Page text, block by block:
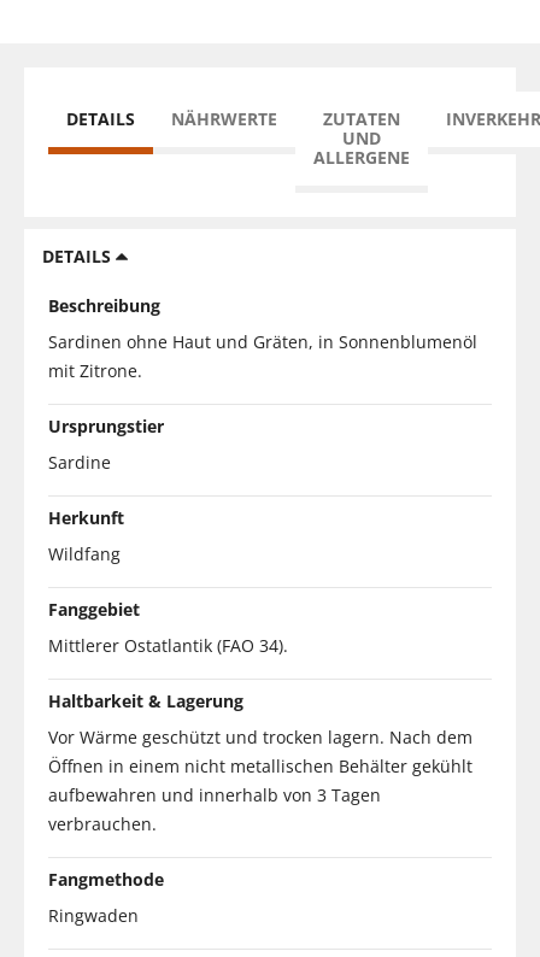
DETAILS NÄHRWERTE
ZUTATEN
UND
ALLERGENE
DETAILS
Beschreibung
Sardinen ohne Haut und Gräten, in Sonnenblumenöl
mit Zitrone.
Ursprungstier
Sardine
Herkunft
Wildfang
Fanggebiet
Mittlerer Ostatlantik (FAO 34).
Haltbarkeit & Lagerung
Vor Wärme geschützt und trocken lagern. Nach dem
Öffnen in einem nicht metallischen Behälter gekühlt
aufbewahren und innerhalb von 3 Tagen
verbrauchen.
Fangmethode
Ringwaden